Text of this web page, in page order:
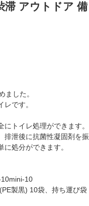
滞 アウトドア 備
ました。
です。
トイレ処理ができます。
排泄後に抗菌性凝固剤を振
処分ができます。
10
製黒) 10袋、持ち運び袋